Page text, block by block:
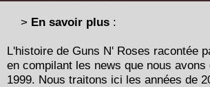
> En savoir plus :
L'histoire de Guns N' Roses racontée
en compilant les news que nous avons
1999. Nous traitons ici les années de